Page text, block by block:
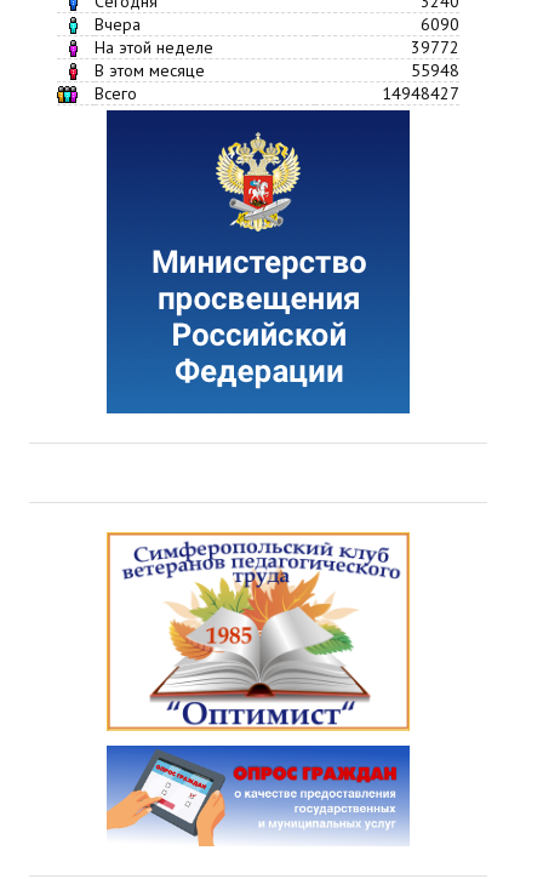
Вчера
6090
На этой неделе
39772
В этом месяце
55948
Всего
14948427